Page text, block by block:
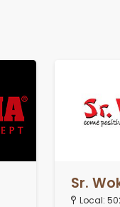
Sr.
Local: